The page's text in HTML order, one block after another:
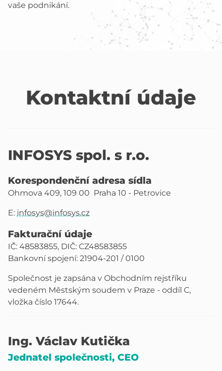
vaše podnikání.
Kontaktní údaje
INFOSYS spol. s r.o.
Korespondenční adresa sídla
Ohmova 409, 109 00 Praha 10 - Petrovice
E: infosys@infosys.cz
Fakturační údaje
IČ: 48583855, DIČ: CZ48583855
Bankovní spojení: 21904-201 / 0100
Společnost je zapsána v Obchodním rejstříku
vedeném Městským soudem v Praze - oddíl C,
vložka číslo 17644.
Ing. Václav Kutička
Jednatel společnosti, CEO